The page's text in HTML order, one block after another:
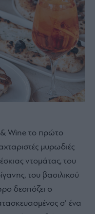
Wine το πρώτο
μυρωδιές
ντομάτας, του
του βασιλικού
δεσπόζει ο
σ’ ένα